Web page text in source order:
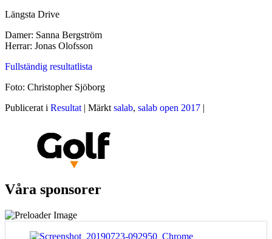
Längsta Drive
Damer: Sanna Bergström
Herrar: Jonas Olofsson
Fullständig resultatlista
Foto: Christopher Sjöborg
Publicerat i Resultat Märktsalab, salab open 2017
Våra sponsorer